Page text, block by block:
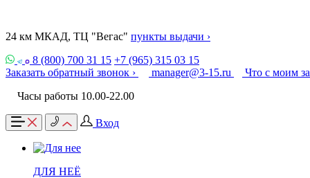
24 км МКАД, ТЦ "Вегас" пункты выдачи ›
8 (800) 700 31 15 +7 (965) 315 03 15
Заказать обратный звонок ›
manager@3-15.ru
Что с моим
Часы работы 10.00-22.00
Вход
ДЛЯ НЕЁ